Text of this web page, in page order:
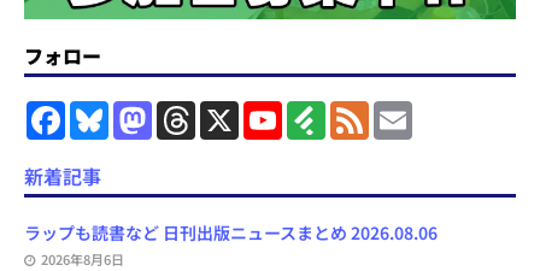
フォロー
F
a
e
b
o
k
B
s
y
M
a
o
o
n
T
h
a
s
X
Y
o
u
e
C
F
e
l
F
e
l
新着記事
ラップも読書など 日刊出版ニュースまとめ 2026.08.06
2026年8月6日